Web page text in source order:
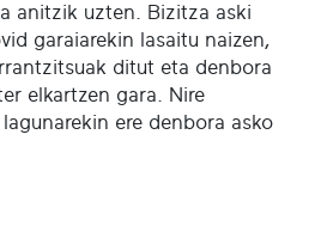
anitzik uzten. Bizitza aski
garaiarekin lasaitu naizen,
ditut eta denbora
elkartzen gara. Nire
ere denbora asko